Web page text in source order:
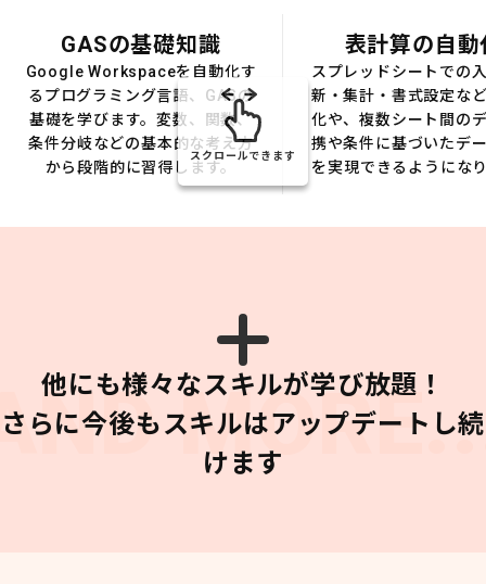
GASの基礎知識
Google Workspaceを自動化す
るプログラミング言語、GASの
基礎を学びます。変数、関数、
条件分岐などの基本的な考え方
から段階的に習得します。
表計算の自動
スプレッドシートでの
新・集計・書式設定な
化や、複数シート間の
携や条件に基づいたデ
を実現できるようにな
スクロールできます
他にも様々なスキルが学び放題！
さらに今後もスキルはアップデートし続
けます